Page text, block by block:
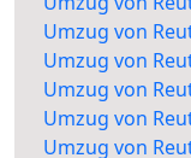
Umzug von
Umzug von
Umzug von
Umzug von
Umzug von